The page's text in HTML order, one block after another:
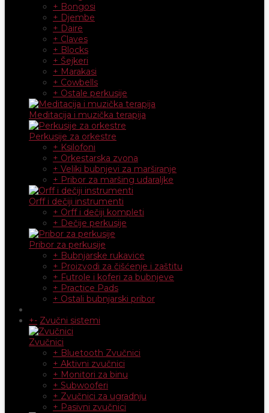
+ Bongosi
+ Djembe
+ Daire
+ Claves
+ Blocks
+ Šejkeri
+ Marakasi
+ Cowbells
+ Ostale perkusije
Meditacija i muzička terapija
Perkusije za orkestre
+ Ksilofoni
+ Orkestarska zvona
+ Veliki bubnjevi za marširanje
+ Pribor za maršing udaraljke
Orff i dečiji instrumenti
+ Orff i dečiji kompleti
+ Dečije perkusije
Pribor za perkusije
+ Bubnjarske rukavice
+ Proizvodi za čišćenje i zaštitu
+ Futrole i koferi za bubnjeve
+ Practice Pads
+ Ostali bubnjarski pribor
+- Zvučni sistemi
Zvučnici
+ Bluetooth Zvučnici
+ Aktivni zvučnici
+ Monitori za binu
+ Subwooferi
+ Zvučnici za ugradnju
+ Pasivni zvučnici